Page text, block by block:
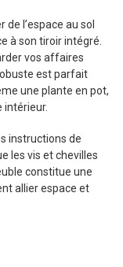
l’espace au sol
à son tiroir intégré.
vos affaires
est parfait
une plante en pot,
instructions de
les vis et chevilles
constitue une
allier espace et